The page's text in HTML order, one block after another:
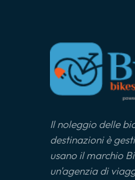
Il noleggio delle
destinazioni è
usano il marchio
un'agenzia di